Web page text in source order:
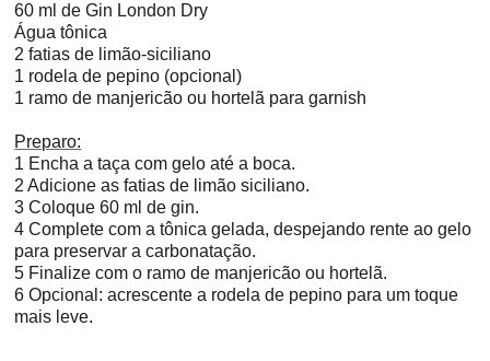
60 ml de Gin London Dry
Água tônica
2 fatias de limão-siciliano
1 rodela de pepino (opcional)
1 ramo de manjericão ou hortelã para garnish
Preparo:
1 Encha a taça com gelo até a boca.
2 Adicione as fatias de limão siciliano.
3 Coloque 60 ml de gin.
4 Complete com a tônica gelada, despejando rente ao gelo
para preservar a carbonatação.
5 Finalize com o ramo de manjericão ou hortelã.
6 Opcional: acrescente a rodela de pepino para um toque
mais leve.